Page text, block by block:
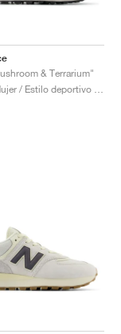
& Terrarium"